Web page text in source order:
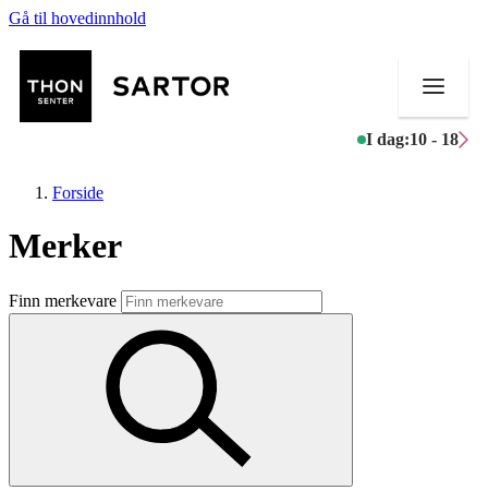
Gå til hovedinnhold
I dag:10 - 18
Butikker
Mat og drikke
Aktiviteter
Forside
Merker
Finn merkevare